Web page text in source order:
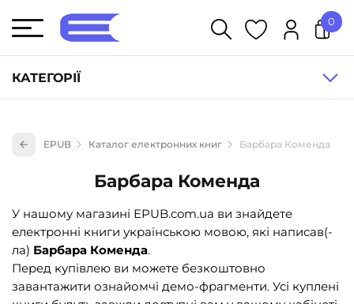
КАТЕГОРІЇ
Книги для дітей (836)
Книги для підлітків (240)
Науково-популярна література (1015)
Навчальна література та посібники (527)
Енциклопедії, довідники, словники (55)
Подарункові сертифікати (1)
0
EPUB Каталог електронних книг Барбара Коменда
Барбара Коменда
У нашому магазині EPUB.com.ua ви знайдете
електронні книги українською мовою, які написав(-
ла) Барбара Коменда.
Перед купівлею ви можете безкоштовно
завантажити ознайомчі демо-фрагменти. Усі куплені